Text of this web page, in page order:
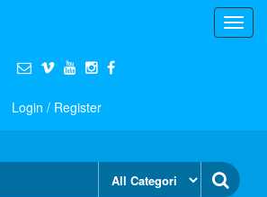
Login / Register